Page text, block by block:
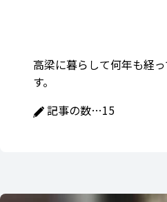
高梁に暮らして何年も経
す。
記事の数…15